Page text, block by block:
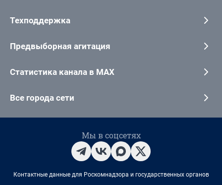
Техподдержка
Предвыборная агитация
Статистика канала в MAX
Все города сети
Мы в соцсетях
Контактные данные для Роскомнадзора и государственных органов